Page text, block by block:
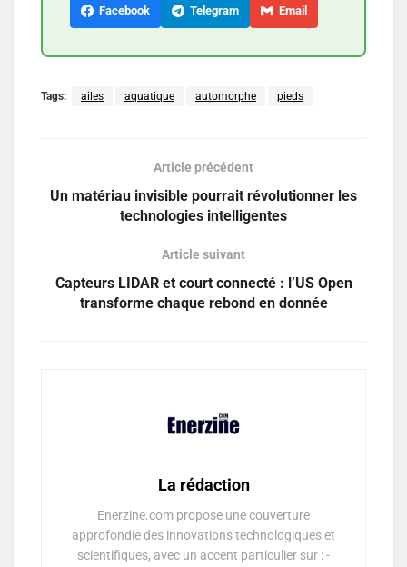
Facebook Telegram Email
Tags: ailes aquatique automorphe pieds
Article précédent
Un matériau invisible pourrait révolutionner les
technologies intelligentes
Article suivant
Capteurs LIDAR et court connecté : l’US Open
transforme chaque rebond en donnée
La rédaction
Enerzine.com propose une couverture
approfondie des innovations technologiques et
scientifiques, avec un accent particulier sur : -